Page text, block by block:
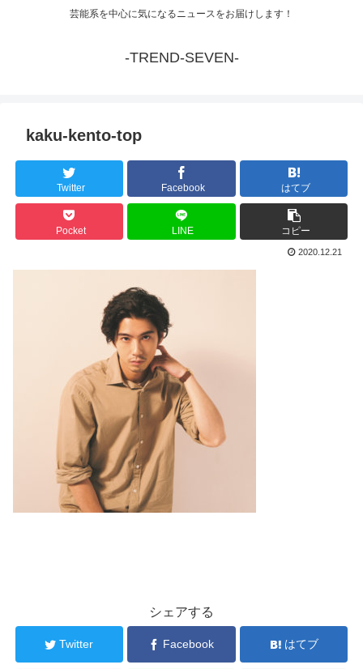
芸能系を中心に気になるニュースをお届けします！
-TREND-SEVEN-
kaku-kento-top
Twitter Facebook はてブ
Pocket LINE コピー
2020.12.21
シェアする
Twitter Facebook はてブ